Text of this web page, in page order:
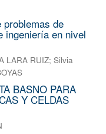
de
ingeniería en nivel
LARA RUIZ; Silvia
BASNO PARA
Y CELDAS